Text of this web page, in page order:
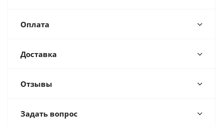
Оплата
Доставка
Отзывы
Задать вопрос